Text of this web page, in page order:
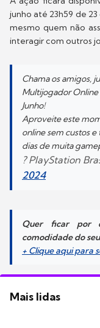
junho até 23h59 de
mesmo quem não
interagir com outros
Chama os amigos,
Multijogador Online
Junho!
Aproveite este
online sem custos
dias de muita
? PlayStation
2024
Quer ficar por
comodidade do
+ Clique aqui para
Mais lidas